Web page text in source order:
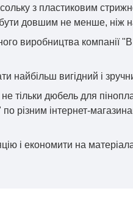
з пластиковим
бути довшим не менше, ніж
виробництва компанії
найбільш вигідний і
тільки дюбель для
різним інтернет-
і економити на